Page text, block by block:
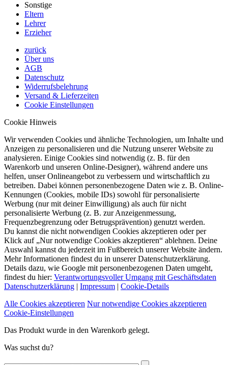
Sonstige
Eltern
Lehrer
Erzieher
zurück
Über uns
AGB
Datenschutz
Widerrufsbelehrung
Versand & Lieferzeiten
Cookie Einstellungen
Cookie Hinweis
Wir verwenden Cookies und ähnliche Technologien, um Inhalte und
Anzeigen zu personalisieren und die Nutzung unserer Website zu
analysieren. Einige Cookies sind notwendig (z. B. für den
Warenkorb und unseren Online-Designer), während andere uns
helfen, unser Onlineangebot zu verbessern und wirtschaftlich zu
betreiben. Dabei können personenbezogene Daten wie z. B. Online-
Kennungen (Cookies, mobile IDs) sowohl für personalisierte
Werbung (nur mit deiner Einwilligung) als auch für nicht
personalisierte Werbung (z. B. zur Anzeigenmessung,
Frequenzbegrenzung oder Betrugsprävention) genutzt werden.
Du kannst die nicht notwendigen Cookies akzeptieren oder per
Klick auf „Nur notwendige Cookies akzeptieren“ ablehnen. Deine
Auswahl kannst du jederzeit im Fußbereich unserer Website ändern.
Mehr Informationen findest du in unserer Datenschutzerklärung.
Details dazu, wie Google mit personenbezogenen Daten umgeht,
findest du hier: Verantwortungsvoller Umgang mit Geschäftsdaten
Datenschutzerklärung | Impressum | Cookie-Details
Alle Cookies akzeptieren Nur notwendige Cookies akzeptieren
Cookie-Einstellungen
Das Produkt wurde in den Warenkorb gelegt.
Was suchst du?